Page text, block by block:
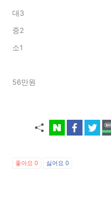
대3
중2
소1
56만원
좋아요 0 싫어요 0